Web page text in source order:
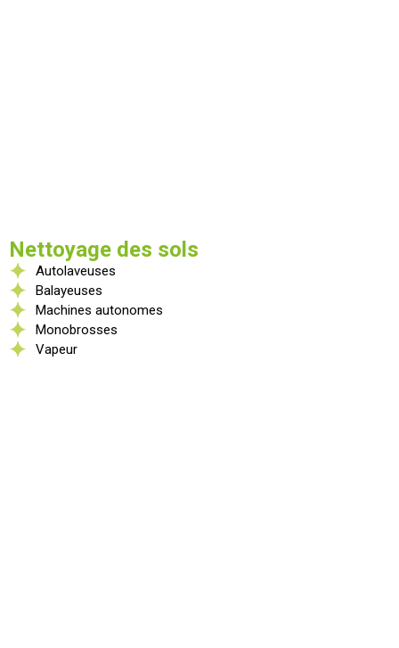
Nettoyage des sols
Autolaveuses
Balayeuses
Machines autonomes
Monobrosses
Vapeur